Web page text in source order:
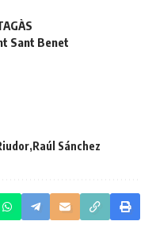
Sant Benet
Raúl Sánchez